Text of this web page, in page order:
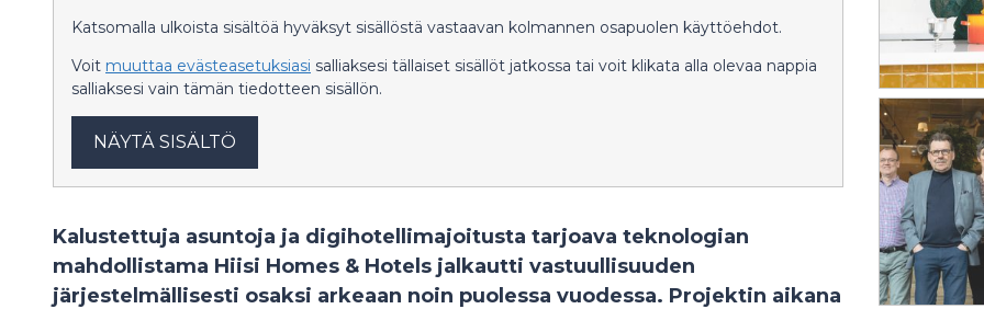
Katsomalla ulkoista sisältöä hyväksyt sisällöstä vastaavan kolmannen osapuolen käyttöehdot.
Voit muuttaa evästeasetuksiasi salliaksesi tällaiset sisällöt jatkossa tai voit klikata alla olevaa nappia
salliaksesi vain tämän tiedotteen sisällön.
NÄYTÄ SISÄLTÖ
Kalustettuja asuntoja ja digihotellimajoitusta tarjoava teknologian
mahdollistama Hiisi Homes & Hotels jalkautti vastuullisuuden
järjestelmällisesti osaksi arkeaan noin puolessa vuodessa. Projektin aikana